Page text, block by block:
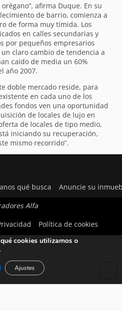
afirma Duque. En su
de barrio, comienza a
de forma muy tímida. Los
en calles secundarias y
por pequeños empresarios
claro cambio de tendencia a
caído de media un 60%
año 2007.
doble mercado reside, para
en cada uno de los
fondos ven una oportunidad
de locales de lujo en
de locales de tipo medio,
iniciando su recuperación,
mismo recorrido”.
qué busca Anuncie su
Alfa
Política de cookies
la mejor experiencia en
cookies utilizamos o
Ajustes